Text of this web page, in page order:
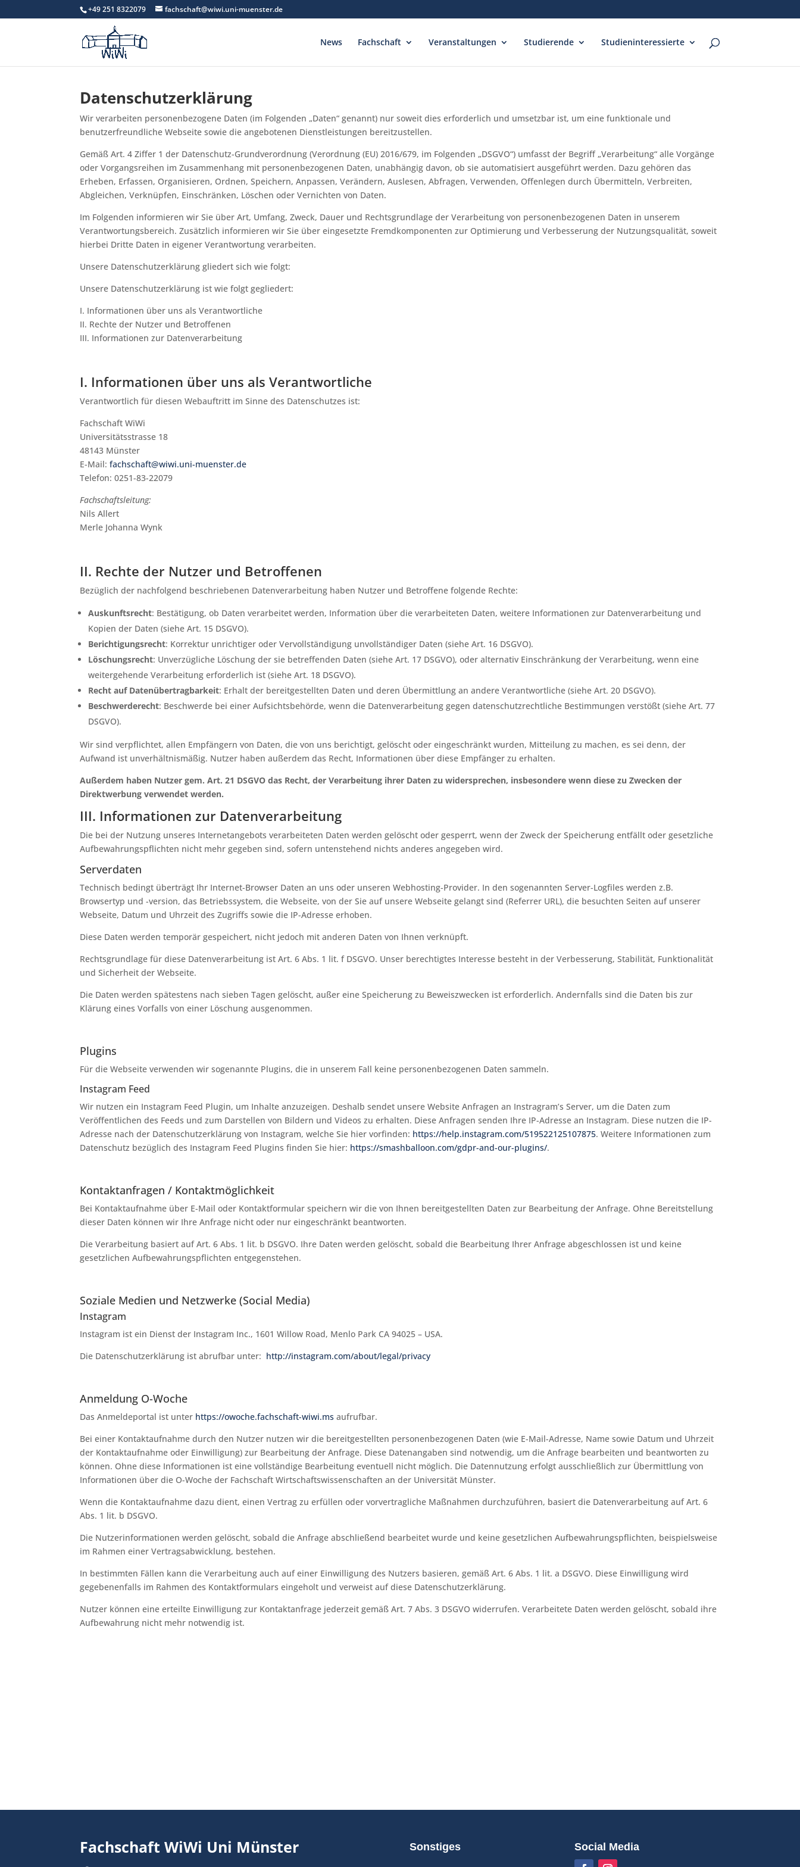
+49 251 8322079 fachschaft@wiwi.uni-muenster.de
News Fachschaft Veranstaltungen Studierende Studieninteressierte
Datenschutzerklärung
Wir verarbeiten personenbezogene Daten (im Folgenden „Daten“ genannt) nur soweit dies erforderlich und umsetzbar ist, um eine funktionale und
benutzerfreundliche Webseite sowie die angebotenen Dienstleistungen bereitzustellen.
Gemäß Art. 4 Ziffer 1 der Datenschutz-Grundverordnung (Verordnung (EU) 2016/679, im Folgenden „DSGVO“) umfasst der Begriff „Verarbeitung“ alle Vorgänge
oder Vorgangsreihen im Zusammenhang mit personenbezogenen Daten, unabhängig davon, ob sie automatisiert ausgeführt werden. Dazu gehören das
Erheben, Erfassen, Organisieren, Ordnen, Speichern, Anpassen, Verändern, Auslesen, Abfragen, Verwenden, Offenlegen durch Übermitteln, Verbreiten,
Abgleichen, Verknüpfen, Einschränken, Löschen oder Vernichten von Daten.
Im Folgenden informieren wir Sie über Art, Umfang, Zweck, Dauer und Rechtsgrundlage der Verarbeitung von personenbezogenen Daten in unserem
Verantwortungsbereich. Zusätzlich informieren wir Sie über eingesetzte Fremdkomponenten zur Optimierung und Verbesserung der Nutzungsqualität, soweit
hierbei Dritte Daten in eigener Verantwortung verarbeiten.
Unsere Datenschutzerklärung gliedert sich wie folgt:
Unsere Datenschutzerklärung ist wie folgt gegliedert:
I. Informationen über uns als Verantwortliche
II. Rechte der Nutzer und Betroffenen
III. Informationen zur Datenverarbeitung
I. Informationen über uns als Verantwortliche
Verantwortlich für diesen Webauftritt im Sinne des Datenschutzes ist:
Fachschaft WiWi
Universitätsstrasse 18
48143 Münster
E-Mail: fachschaft@wiwi.uni-muenster.de
Telefon: 0251-83-22079
Fachschaftsleitung:
Nils Allert
Merle Johanna Wynk
II. Rechte der Nutzer und Betroffenen
Bezüglich der nachfolgend beschriebenen Datenverarbeitung haben Nutzer und Betroffene folgende Rechte:
Auskunftsrecht: Bestätigung, ob Daten verarbeitet werden, Information über die verarbeiteten Daten, weitere Informationen zur Datenverarbeitung und
Kopien der Daten (siehe Art. 15 DSGVO).
Berichtigungsrecht: Korrektur unrichtiger oder Vervollständigung unvollständiger Daten (siehe Art. 16 DSGVO).
Löschungsrecht: Unverzügliche Löschung der sie betreffenden Daten (siehe Art. 17 DSGVO), oder alternativ Einschränkung der Verarbeitung, wenn eine
weitergehende Verarbeitung erforderlich ist (siehe Art. 18 DSGVO).
Recht auf Datenübertragbarkeit: Erhalt der bereitgestellten Daten und deren Übermittlung an andere Verantwortliche (siehe Art. 20 DSGVO).
Beschwerderecht: Beschwerde bei einer Aufsichtsbehörde, wenn die Datenverarbeitung gegen datenschutzrechtliche Bestimmungen verstößt (siehe Art. 77
DSGVO).
Wir sind verpflichtet, allen Empfängern von Daten, die von uns berichtigt, gelöscht oder eingeschränkt wurden, Mitteilung zu machen, es sei denn, der
Aufwand ist unverhältnismäßig. Nutzer haben außerdem das Recht, Informationen über diese Empfänger zu erhalten.
Außerdem haben Nutzer gem. Art. 21 DSGVO das Recht, der Verarbeitung ihrer Daten zu widersprechen, insbesondere wenn diese zu Zwecken der
Direktwerbung verwendet werden.
III. Informationen zur Datenverarbeitung
Die bei der Nutzung unseres Internetangebots verarbeiteten Daten werden gelöscht oder gesperrt, wenn der Zweck der Speicherung entfällt oder gesetzliche
Aufbewahrungspflichten nicht mehr gegeben sind, sofern untenstehend nichts anderes angegeben wird.
Serverdaten
Technisch bedingt überträgt Ihr Internet-Browser Daten an uns oder unseren Webhosting-Provider. In den sogenannten Server-Logfiles werden z.B.
Browsertyp und -version, das Betriebssystem, die Webseite, von der Sie auf unsere Webseite gelangt sind (Referrer URL), die besuchten Seiten auf unserer
Webseite, Datum und Uhrzeit des Zugriffs sowie die IP-Adresse erhoben.
Diese Daten werden temporär gespeichert, nicht jedoch mit anderen Daten von Ihnen verknüpft.
Rechtsgrundlage für diese Datenverarbeitung ist Art. 6 Abs. 1 lit. f DSGVO. Unser berechtigtes Interesse besteht in der Verbesserung, Stabilität, Funktionalität
und Sicherheit der Webseite.
Die Daten werden spätestens nach sieben Tagen gelöscht, außer eine Speicherung zu Beweiszwecken ist erforderlich. Andernfalls sind die Daten bis zur
Klärung eines Vorfalls von einer Löschung ausgenommen.
Plugins
Für die Webseite verwenden wir sogenannte Plugins, die in unserem Fall keine personenbezogenen Daten sammeln.
Instagram Feed
Wir nutzen ein Instagram Feed Plugin, um Inhalte anzuzeigen. Deshalb sendet unsere Website Anfragen an Instragram’s Server, um die Daten zum
Veröffentlichen des Feeds und zum Darstellen von Bildern und Videos zu erhalten. Diese Anfragen senden Ihre IP-Adresse an Instagram. Diese nutzen die IP-
Adresse nach der Datenschutzerklärung von Instagram, welche Sie hier vorfinden: https://help.instagram.com/519522125107875. Weitere Informationen zum
Datenschutz bezüglich des Instagram Feed Plugins finden Sie hier: https://smashballoon.com/gdpr-and-our-plugins/.
Kontaktanfragen / Kontaktmöglichkeit
Bei Kontaktaufnahme über E-Mail oder Kontaktformular speichern wir die von Ihnen bereitgestellten Daten zur Bearbeitung der Anfrage. Ohne Bereitstellung
dieser Daten können wir Ihre Anfrage nicht oder nur eingeschränkt beantworten.
Die Verarbeitung basiert auf Art. 6 Abs. 1 lit. b DSGVO. Ihre Daten werden gelöscht, sobald die Bearbeitung Ihrer Anfrage abgeschlossen ist und keine
gesetzlichen Aufbewahrungspflichten entgegenstehen.
Soziale Medien und Netzwerke (Social Media)
Instagram
Instagram ist ein Dienst der Instagram Inc., 1601 Willow Road, Menlo Park CA 94025 – USA.
Die Datenschutzerklärung ist abrufbar unter: http://instagram.com/about/legal/privacy
Anmeldung O-Woche
Das Anmeldeportal ist unter https://owoche.fachschaft-wiwi.ms aufrufbar.
Bei einer Kontaktaufnahme durch den Nutzer nutzen wir die bereitgestellten personenbezogenen Daten (wie E-Mail-Adresse, Name sowie Datum und Uhrzeit
der Kontaktaufnahme oder Einwilligung) zur Bearbeitung der Anfrage. Diese Datenangaben sind notwendig, um die Anfrage bearbeiten und beantworten zu
können. Ohne diese Informationen ist eine vollständige Bearbeitung eventuell nicht möglich. Die Datennutzung erfolgt ausschließlich zur Übermittlung von
Informationen über die O-Woche der Fachschaft Wirtschaftswissenschaften an der Universität Münster.
Wenn die Kontaktaufnahme dazu dient, einen Vertrag zu erfüllen oder vorvertragliche Maßnahmen durchzuführen, basiert die Datenverarbeitung auf Art. 6
Abs. 1 lit. b DSGVO.
Die Nutzerinformationen werden gelöscht, sobald die Anfrage abschließend bearbeitet wurde und keine gesetzlichen Aufbewahrungspflichten, beispielsweise
im Rahmen einer Vertragsabwicklung, bestehen.
In bestimmten Fällen kann die Verarbeitung auch auf einer Einwilligung des Nutzers basieren, gemäß Art. 6 Abs. 1 lit. a DSGVO. Diese Einwilligung wird
gegebenenfalls im Rahmen des Kontaktformulars eingeholt und verweist auf diese Datenschutzerklärung.
Nutzer können eine erteilte Einwilligung zur Kontaktanfrage jederzeit gemäß Art. 7 Abs. 3 DSGVO widerrufen. Verarbeitete Daten werden gelöscht, sobald ihre
Aufbewahrung nicht mehr notwendig ist.
Fachschaft WiWi Uni Münster Sonstiges Social Media